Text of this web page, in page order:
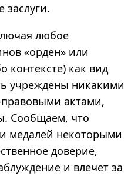
заслуги.
любое
«орден» или
контексте) как вид
учреждены никакими
актами,
Сообщаем, что
медалей некоторыми
доверие,
и влечет за